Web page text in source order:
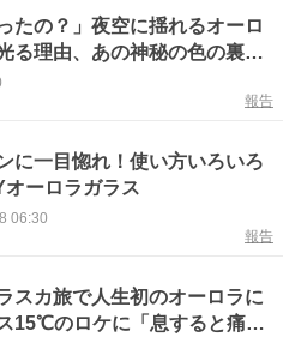
たの？」夜空に揺れるオーロ
る理由、あの神秘の色の裏に
みのからくり
報告
に一目惚れ！使い方いろいろ
ーロラガラス
06:30
報告
スカ旅で人生初のオーロラに
15℃のロケに「息すると痛か